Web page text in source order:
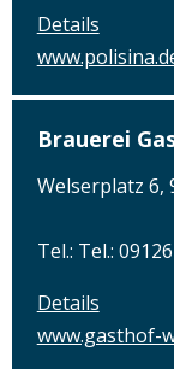
Details
Brauerei
Welserplatz 6,
Tel.: Tel.:
Details
www.gasthof-